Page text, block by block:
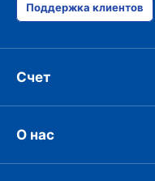
Поддержка клиентов
Счет
О нас